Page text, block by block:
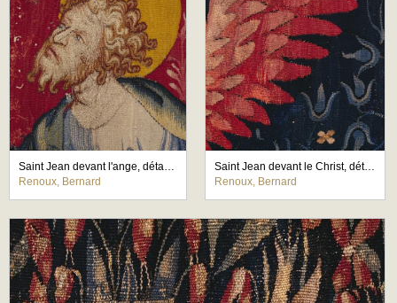
Saint Jean devant l'ange, détail du visage du saint
Renoux, Bernard
Saint Jean devant le Christ, détail de l'aile de l'ange
Renoux, Bernard